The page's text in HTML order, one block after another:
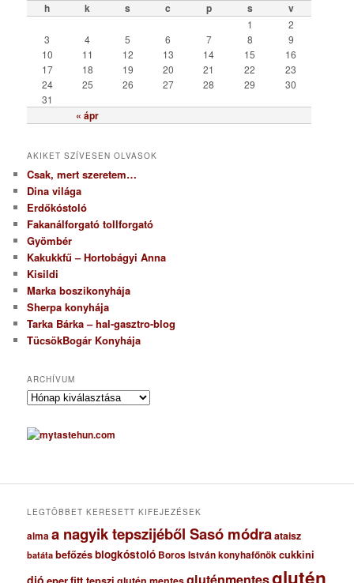
r
h k s c p s v
« ápr
1
2
3
4 5 6 7 8
9
10
11 12 13 14 15
16
17
18 19 20 21 22
23
24
25 26 27 28 29
30
31
AKIKET SZÍVESEN OLVASOK
Csak, mert szeretem…
Dina világa
Erdőkóstoló
Fakanálforgató tollforgató
Gyömbér
Kakukkfű – Hortobágyi Anna
Kisildi
Marka boszikonyhája
Sherpa konyhája
Tarka Bárka – hal-gasztro-blog
TücsökBogár Konyhája
ARCHÍVUM
A
c
h
u
LEGTÖBBET KERESETT KIFEJEZÉSEK
almaa nagyik tepszijéből Sasó módraataisz
batáta befőzésblogkóstoló Boros István konyhafőnökcukkini
dió eper gluténmentesglutén